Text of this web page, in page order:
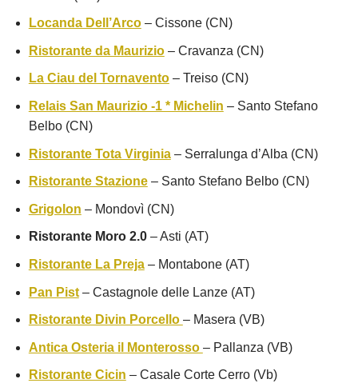
Locanda Dell’Arco– Cissone (CN)
Ristorante da Maurizio– Cravanza (CN)
La Ciau del Tornavento– Treiso (CN)
Relais San Maurizio -1 * Michelin – Santo Stefano
Belbo (CN)
Ristorante Tota Virginia– Serralunga d’Alba (CN)
Ristorante Stazione– Santo Stefano Belbo (CN)
Grigolon – Mondovì (CN)
Ristorante Moro 2.0– Asti (AT)
Ristorante La Preja– Montabone (AT)
Pan Pist– Castagnole delle Lanze (AT)
Ristorante Divin Porcello – Masera (VB)
Antica Osteria il Monterosso – Pallanza (VB)
Ristorante Cicin – Casale Corte Cerro (Vb)